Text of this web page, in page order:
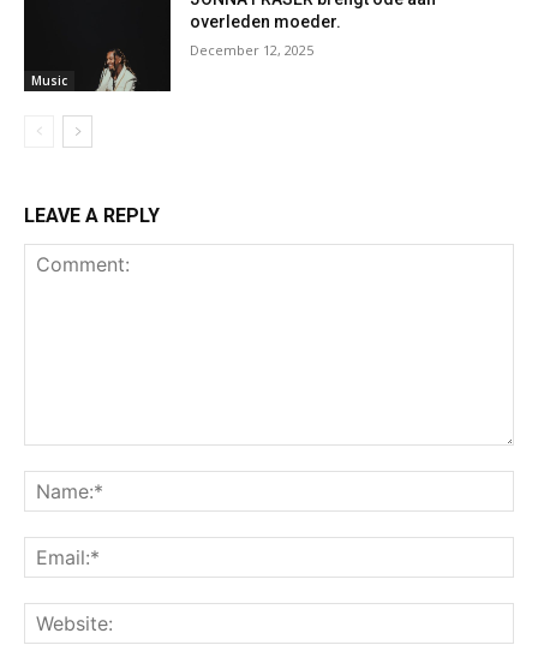
Music
overleden moeder.
December 12, 2025
LEAVE A REPLY